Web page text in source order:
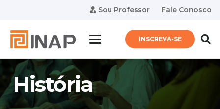
Sou Professor Fale Conosco
INSCREVA-SE
História